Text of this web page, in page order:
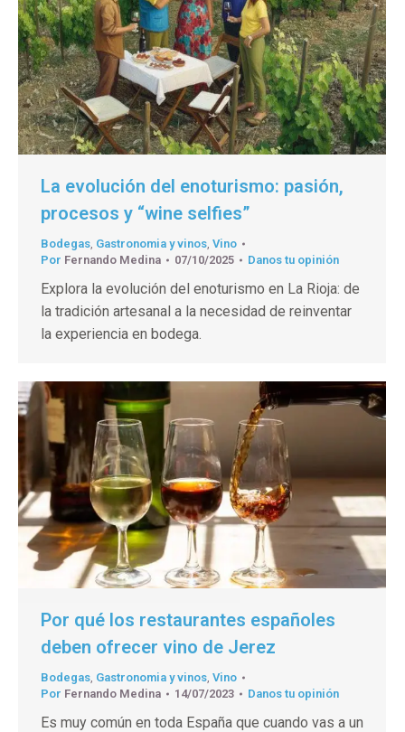
La evolución del enoturismo: pasión,
procesos y “wine selfies”
Bodegas, Gastronomia y vinos, Vino
Por Fernando Medina 07/10/2025 Danos tu opinión
Explora la evolución del enoturismo en La Rioja: de
la tradición artesanal a la necesidad de reinventar
la experiencia en bodega.
Por qué los restaurantes españoles
deben ofrecer vino de Jerez
Bodegas Gastronomia y vinos Vino
Por Fernando Medina 14/07/2023 Danos tu opinión
Es muy común en toda España que cuando vas a un